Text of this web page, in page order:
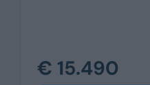
€ 15.490